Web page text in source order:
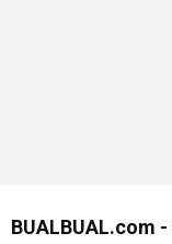
BUALBUAL.com -